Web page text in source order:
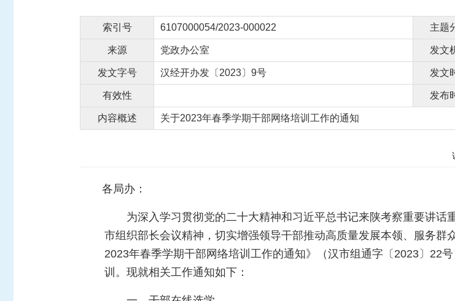
索引号 6107000054/2023-000022 主题
来源 党政办公室 发文
发文字号 汉经开办发〔2023〕9号 发文
有效性 发布
内容概述 关于2023年春季学期干部网络培训工作的通知
各局办：
为深入学习贯彻党的二十大精神和习近平总书记来陕考察重要讲话
市组织部长会议精神，切实增强领导干部推动高质量发展本领、服务
2023年春季学期干部网络培训工作的通知》（汉市组通字〔2023〕22
训。现就相关工作通知如下：